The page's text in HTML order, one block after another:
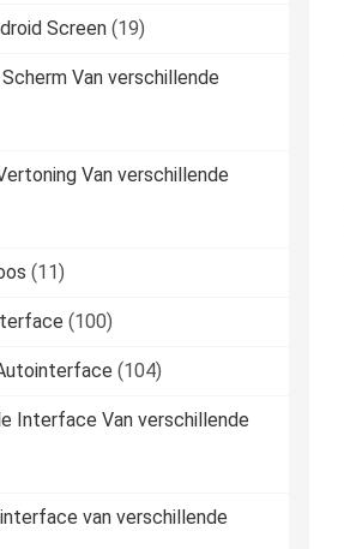
Screen (19)
Van verschillende
Van verschillende
(11)
(100)
(104)
Interface Van verschillende
van verschillende